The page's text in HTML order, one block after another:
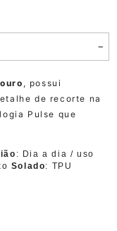
, possui
de recorte na
Pulse que
: Dia a dia / uso
Solado: TPU